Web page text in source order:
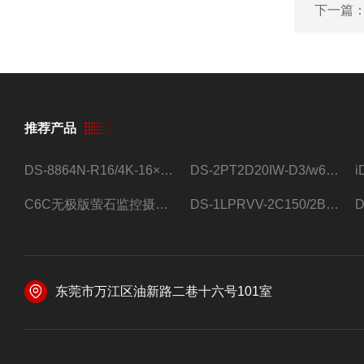
下一篇：
推荐产品
DS-8864N-R16/4K-16×4T/希捷16盘位录像机 DS-2PT2D20IW-D3/w64路高清硬盘录像机
C6C无极版萤石监控摄像头 DS-1LPRVV-2C150/2B监控室外夜视高清电源线护套线200米/卷
东莞市万江区油新路二巷十六号101室